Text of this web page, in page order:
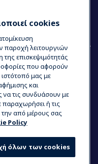
Chef
Cookie Policy
cookies
παροχή λειτουργιών
επισκεψιμότητάς
που αφορούν
μας με
και
να τις συνδυάσουν με
παραχωρήσει ή τις
την από μέρους σας
Policy
όλων των cookies